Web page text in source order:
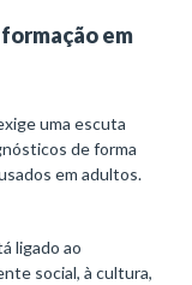
em
uma escuta
de forma
em adultos.
ligado ao
social, à cultura,